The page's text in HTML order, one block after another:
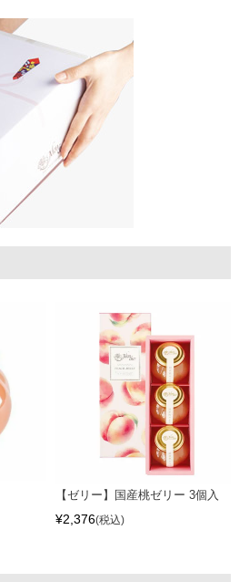
【ゼリー】国産桃ゼリー 3個入
¥2,376 税込